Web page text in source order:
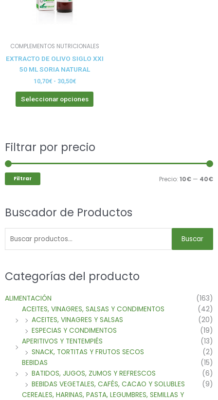
COMPLEMENTOS NUTRICIONALES
EXTRACTO DE OLIVO SIGLO XXI
50 ML SORIA NATURAL
10,70€ - 30,50€
Seleccionar opciones
en
la
producto
Filtrar por precio
Filtrar Precio: 10€ — 40€
Buscador de Productos
Buscar
Buscar
Categorías del producto
ALIMENTACIÓN
(163)
ACEITES, VINAGRES, SALSAS Y CONDIMENTOS
(42)
ACEITES, VINAGRES Y SALSAS
(20)
ESPECIAS Y CONDIMENTOS
(19)
APERITIVOS Y TENTEMPIÉS
(13)
SNACK, TORTITAS Y FRUTOS SECOS
(2)
BEBIDAS
(15)
BATIDOS, JUGOS, ZUMOS Y REFRESCOS
(6)
BEBIDAS VEGETALES, CAFÉS, CACAO Y SOLUBLES
(9)
CEREALES, HARINAS, PASTA, LEGUMBRES, SEMILLAS Y